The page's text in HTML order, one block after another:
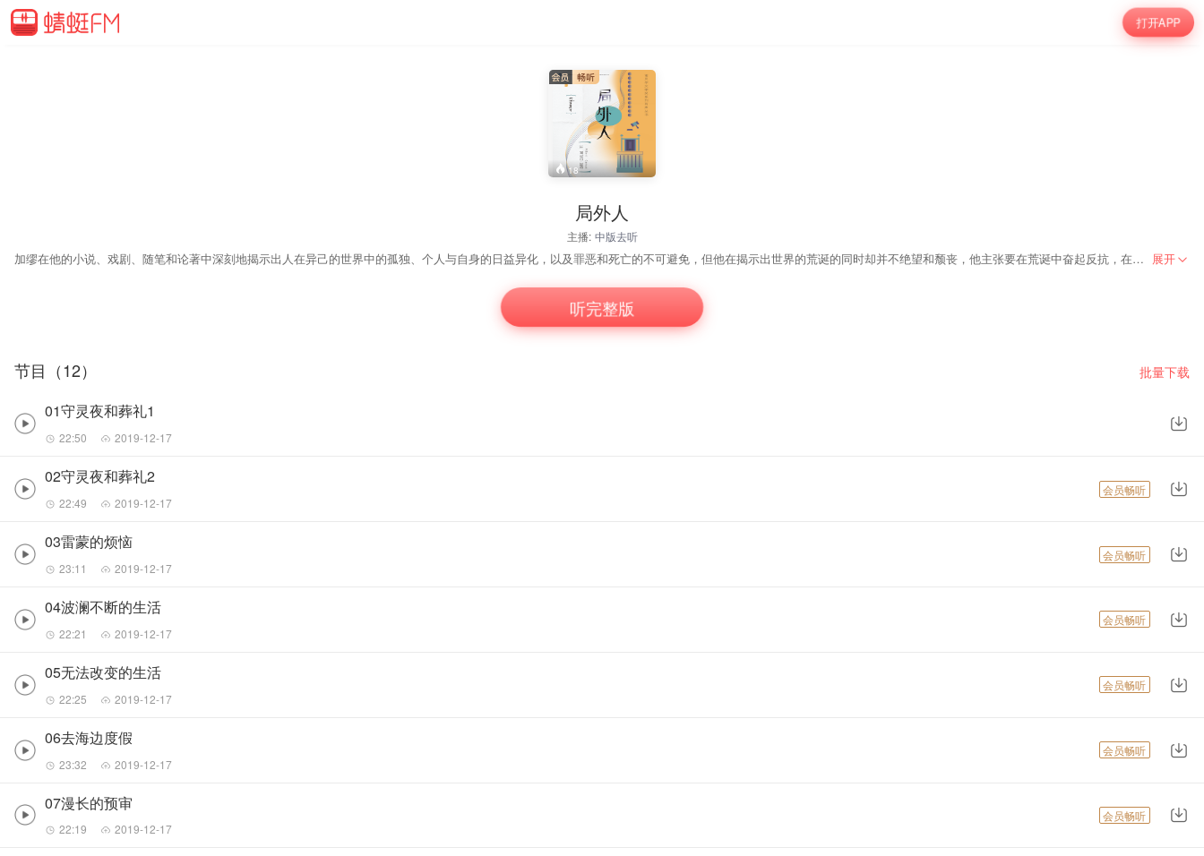
打开APP
18
局外人
主播: 中版去听
加缪在他的小说、戏剧、随笔和论著中深刻地揭示出人在异己的世界中的孤独、个人与自身的日益异化，以及罪恶和死亡的不可避免，但他在揭示出世界的荒诞的同时却并不绝望和颓丧，他主张要在荒诞中奋起反抗，在绝望中坚持真理和正义，他为世人指出了一条基督教和马克思主义以外的自由人道主义道路。他直面惨淡人生的勇气，他“知其不可而为之”的大无畏精神使他在第二次世界大战之后不仅在法国，而且在欧洲并最终在全世界成为他那一代人的代言人和下一代人的精神导师。 展开
听完整版
节目（12） 批量下载
01守灵夜和葬礼1
22:50 2019-12-17
02守灵夜和葬礼2
22:49 2019-12-17
会员畅听
03雷蒙的烦恼
23:11 2019-12-17
会员畅听
04波澜不断的生活
22:21 2019-12-17
会员畅听
05无法改变的生活
22:25 2019-12-17
会员畅听
06去海边度假
23:32 2019-12-17
会员畅听
07漫长的预审
22:19 2019-12-17
会员畅听